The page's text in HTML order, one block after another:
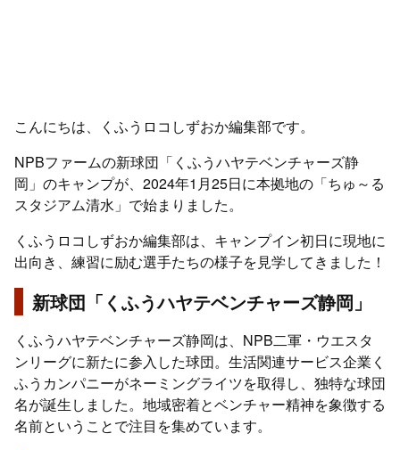
こんにちは、くふうロコしずおか編集部です。
NPBファームの新球団「くふうハヤテベンチャーズ静
岡」のキャンプが、2024年1月25日に本拠地の「ちゅ～る
スタジアム清水」で始まりました。
くふうロコしずおか編集部は、キャンプイン初日に現地に
出向き、練習に励む選手たちの様子を見学してきました！
新球団「くふうハヤテベンチャーズ静岡」
くふうハヤテベンチャーズ静岡は、NPB二軍・ウエスタ
ンリーグに新たに参入した球団。生活関連サービス企業く
ふうカンパニーがネーミングライツを取得し、独特な球団
名が誕生しました。地域密着とベンチャー精神を象徴する
名前ということで注目を集めています。